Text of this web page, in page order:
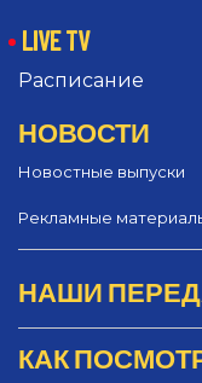
LIVE TV
Расписание
НОВОСТИ
Новостные выпуски
Рекламные
НАШИ
КАК